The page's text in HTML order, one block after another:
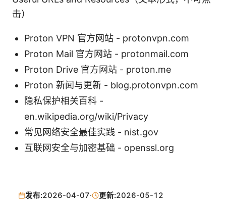
击）
Proton VPN 官方网站 - protonvpn.com
Proton Mail 官方网站 - protonmail.com
Proton Drive 官方网站 - proton.me
Proton 新闻与更新 - blog.protonvpn.com
隐私保护相关百科 -
en.wikipedia.org/wiki/Privacy
常见网络安全最佳实践 - nist.gov
互联网安全与加密基础 - openssl.org
发布:2026-04-07· 更新:2026-05-12